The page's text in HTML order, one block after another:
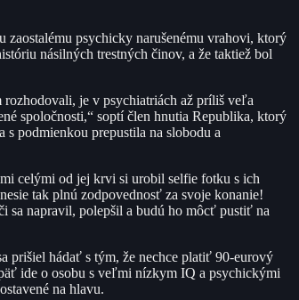
psychicky narušenému vrahovi, ktorý
násilných trestných činov, a že taktiež bol
je v psychiatriách až príliš veľa
spoločnosti,“ soptí člen hnutia Republika, ktorý
podmienkou prepustila na slobodu a
celými od jej krvi si urobil selfie fotku s ich
tak plnú zodpovednosť za svoje konanie!
sa napravil, polepšil a budú ho môcť pustiť na
prišiel hádať s tým, že nechce platiť 90-eurový
ide o osobu s veľmi nízkym IQ a psychickými
na hlavu.